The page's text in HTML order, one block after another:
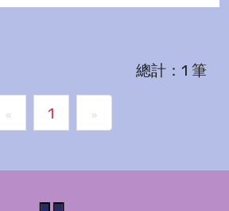
總計：1 筆
« 1 »